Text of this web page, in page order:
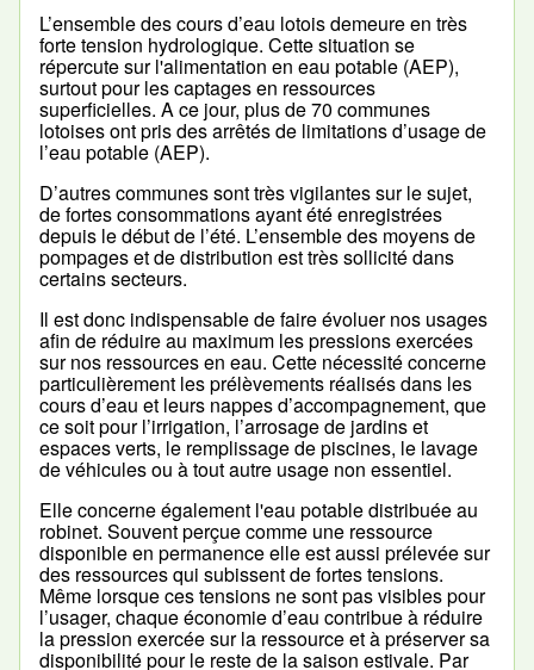
L’ensemble des cours d’eau lotois demeure en très
forte tension hydrologique. Cette situation se
répercute sur l'alimentation en eau potable (AEP),
surtout pour les captages en ressources
superficielles. A ce jour, plus de 70 communes
lotoises ont pris des arrêtés de limitations d’usage de
l’eau potable (AEP).
D’autres communes sont très vigilantes sur le sujet,
de fortes consommations ayant été enregistrées
depuis le début de l’été. L’ensemble des moyens de
pompages et de distribution est très sollicité dans
certains secteurs.
Il est donc indispensable de faire évoluer nos usages
afin de réduire au maximum les pressions exercées
sur nos ressources en eau. Cette nécessité concerne
particulièrement les prélèvements réalisés dans les
cours d’eau et leurs nappes d’accompagnement, que
ce soit pour l’irrigation, l’arrosage de jardins et
espaces verts, le remplissage de piscines, le lavage
de véhicules ou à tout autre usage non essentiel.
Elle concerne également l'eau potable distribuée au
robinet. Souvent perçue comme une ressource
disponible en permanence elle est aussi prélevée sur
des ressources qui subissent de fortes tensions.
Même lorsque ces tensions ne sont pas visibles pour
l’usager, chaque économie d’eau contribue à réduire
la pression exercée sur la ressource et à préserver sa
disponibilité pour le reste de la saison estivale. Par